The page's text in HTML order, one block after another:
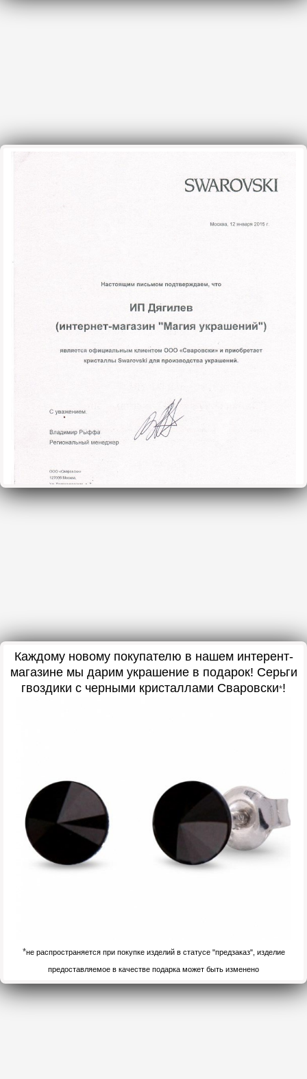
Каждому новому покупателю в нашем интерент-
магазине мы дарим украшение в подарок! Серьги
гвоздики с черными кристаллами Сваровски*!
*не распространяется при покупке изделий в статусе "предзаказ", изделие
предоставляемое в качестве подарка может быть изменено